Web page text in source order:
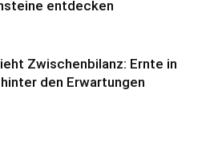
entdecken
Zwischenbilanz: Ernte in
den Erwartungen